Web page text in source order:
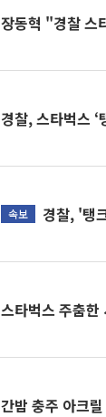
장동혁 "경찰 스
경찰, 스타벅스
속보 경찰, '탱
스타벅스 주춤
간밤 충주 아크